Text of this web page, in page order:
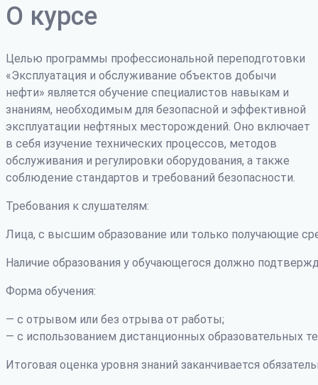
О курсе
Целью программы профессиональной переподготовки
«Эксплуатация и обслуживание объектов добычи
нефти» является обучение специалистов навыкам и
знаниям, необходимым для безопасной и эффективной
эксплуатации нефтяных месторождений. Оно включает
в себя изучение технических процессов, методов
обслуживания и регулировки оборудования, а также
соблюдение стандартов и требований безопасности.
Требования к слушателям:
Лица, с высшим образование или только получающие
Наличие образования у обучающегося должно
Форма обучения:
— с отрывом или без отрыва от работы;
— с использованием дистанционных образовательных
Итоговая оценка уровня знаний заканчивается